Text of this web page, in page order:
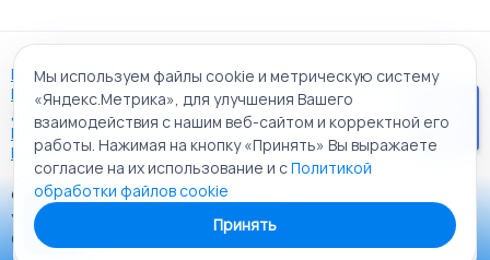
Пользовательское соглашение
Политика АО "РАД" в отношении обработки персональных
данных
Политика обработки файлов cookie
Карта сайта
© 2009 - 2026 АО «Российский аукционный дом»
универсальная торговая площадка. Все права защищены.
Создание сайта: Alt It Solutions
Мы используем файлы cookie и метрическую систему
«Яндекс.Метрика», для улучшения Вашего
взаимодействия с нашим веб-сайтом и корректной его
работы. Нажимая на кнопку «Принять» Вы выражаете
согласие на их использование и сПолитикой
обработки файлов cookie
Принять
Приложение «РАД Каталог»
Теперь у вас в кармане все торги ЭТП РАД Lot-online